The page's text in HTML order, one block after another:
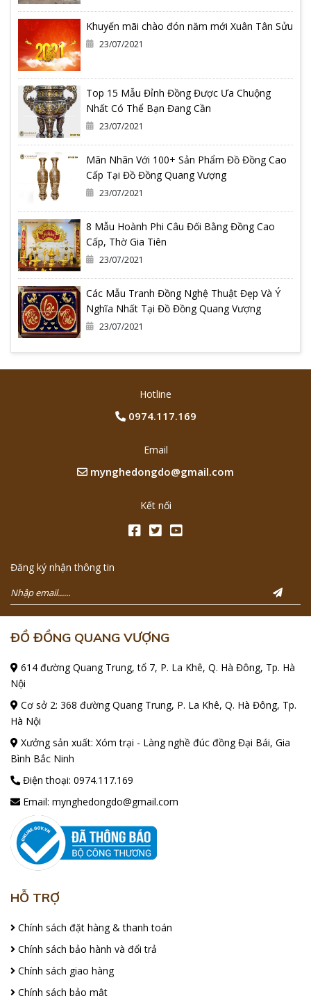
Khuyến mãi chào đón năm mới Xuân Tân Sửu
23/07/2021
Top 15 Mẫu Đỉnh Đồng Được Ưa Chuộng
Nhất Có Thể Bạn Đang Cần
23/07/2021
Mãn Nhãn Với 100+ Sản Phẩm Đồ Đồng Cao
Cấp Tại Đồ Đồng Quang Vượng
23/07/2021
8 Mẫu Hoành Phi Câu Đối Bằng Đồng Cao
Cấp, Thờ Gia Tiên
23/07/2021
Các Mẫu Tranh Đồng Nghệ Thuật Đẹp Và Ý
Nghĩa Nhất Tại Đồ Đồng Quang Vượng
23/07/2021
Hotline
0974.117.169
Email
mynghedongdo@gmail.com
Kết nối
Đăng ký nhận thông tin
ĐỒ ĐỒNG QUANG VƯỢNG
614 đường Quang Trung, tổ 7, P. La Khê, Q. Hà Đông, Tp. Hà
Nội
Cơ sở 2: 368 đường Quang Trung, P. La Khê, Q. Hà Đông, Tp.
Hà Nội
Xưởng sản xuất: Xóm trại - Làng nghề đúc đồng Đại Bái, Gia
Bình Bắc Ninh
Điện thoại: 0974.117.169
Email: mynghedongdo@gmail.com
HỖ TRỢ
Chính sách đặt hàng & thanh toán
Chính sách bảo hành và đổi trả
Chính sách giao hàng
Chính sách bảo mật